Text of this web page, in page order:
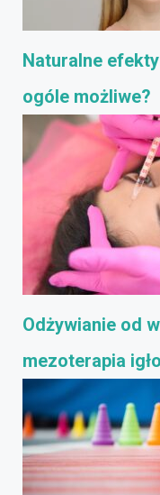
Naturalne
ogóle możliwe?
Odżywianie od
mezoterapia